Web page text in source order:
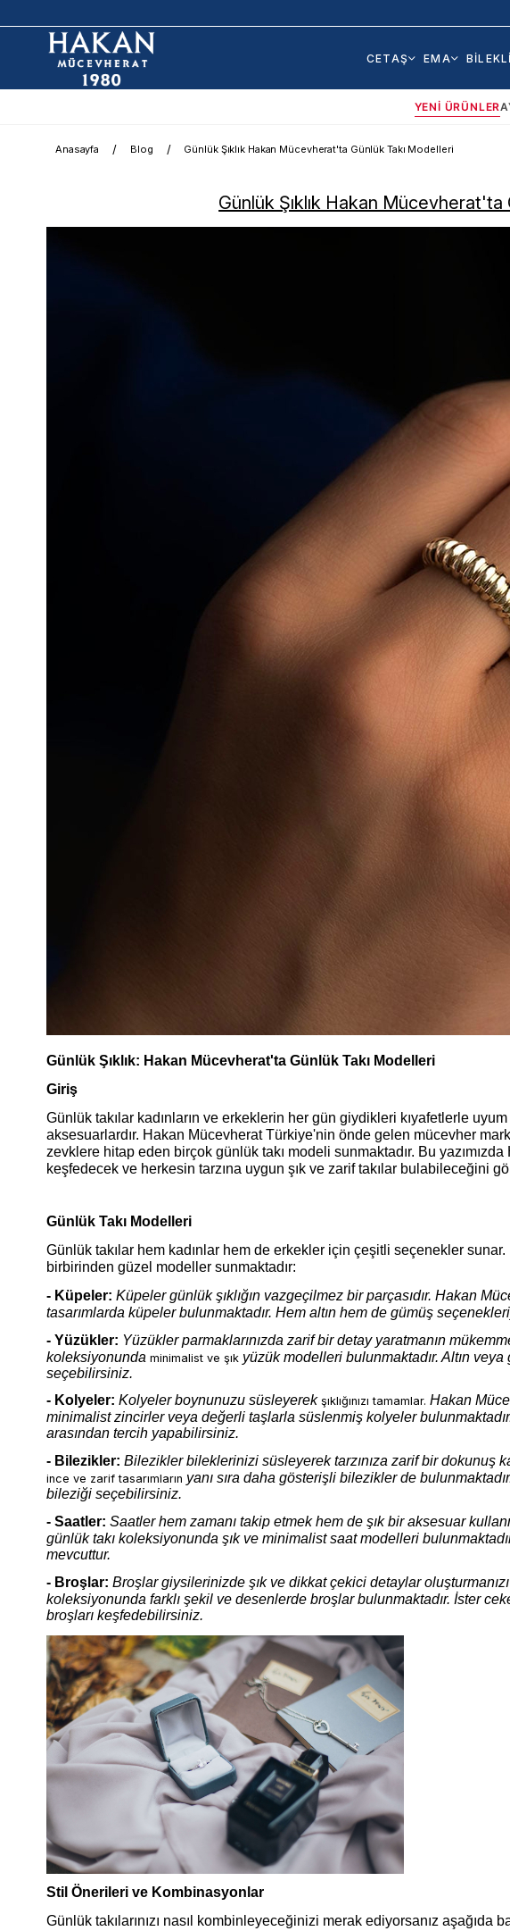
CETAŞ EMA
YENI ÜRÜNLER
Anasayfa Blog Günlük Şıklık Hakan Mücevherat'ta Günlük Takı Modelleri
Günlük Şıklık Hakan Mücevherat'ta
Günlük Şıklık: Hakan Mücevherat'ta Günlük Takı Modelleri
Giriş
Günlük takılar kadınların ve erkeklerin her gün giydikleri kıyafetlerle
aksesuarlardır. Hakan Mücevherat Türkiye'nin önde gelen mücevher
zevklere hitap eden birçok günlük takı modeli sunmaktadır. Bu
keşfedecek ve herkesin tarzına uygun şık ve zarif takılar bulabileceğini
Günlük Takı Modelleri
Günlük takılar hem kadınlar hem de erkekler için çeşitli seçenekler
birbirinden güzel modeller sunmaktadır:
- Küpeler: Küpeler günlük şıklığın vazgeçilmez bir parçasıdır. Hakan
tasarımlarda küpeler bulunmaktadır. Hem altın hem de gümüş
- Yüzükler: Yüzükler parmaklarınızda zarif bir detay yaratmanın
koleksiyonunda minimalist ve şık yüzük modelleri bulunmaktadır. Altın
seçebilirsiniz.
- Kolyeler: Kolyeler boynunuzu süsleyerek şıklığınızı tamamlar. Hakan
minimalist zincirler veya değerli taşlarla süslenmiş kolyeler
arasından tercih yapabilirsiniz.
- Bilezikler: Bilezikler bileklerinizi süsleyerek tarzınıza zarif bir dokunuş
ince ve zarif tasarımların yanı sıra daha gösterişli bilezikler de
bileziği seçebilirsiniz.
- Saatler: Saatler hem zamanı takip etmek hem de şık bir aksesuar
günlük takı koleksiyonunda şık ve minimalist saat modelleri
mevcuttur.
- Broşlar: Broşlar giysilerinizde şık ve dikkat çekici detaylar
koleksiyonunda farklı şekil ve desenlerde broşlar bulunmaktadır. İster
broşları keşfedebilirsiniz.
Stil Önerileri ve Kombinasyonlar
Günlük takılarınızı nasıl kombinleyeceğinizi merak ediyorsanız aşağıda